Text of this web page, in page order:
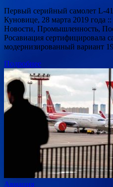
Первый серийный самолет L-
Куновице, 28 марта 2019 года
Новости, Промышленность,
Росавиация сертифицировала
модернизированный вариант
Подробнее
Авиация